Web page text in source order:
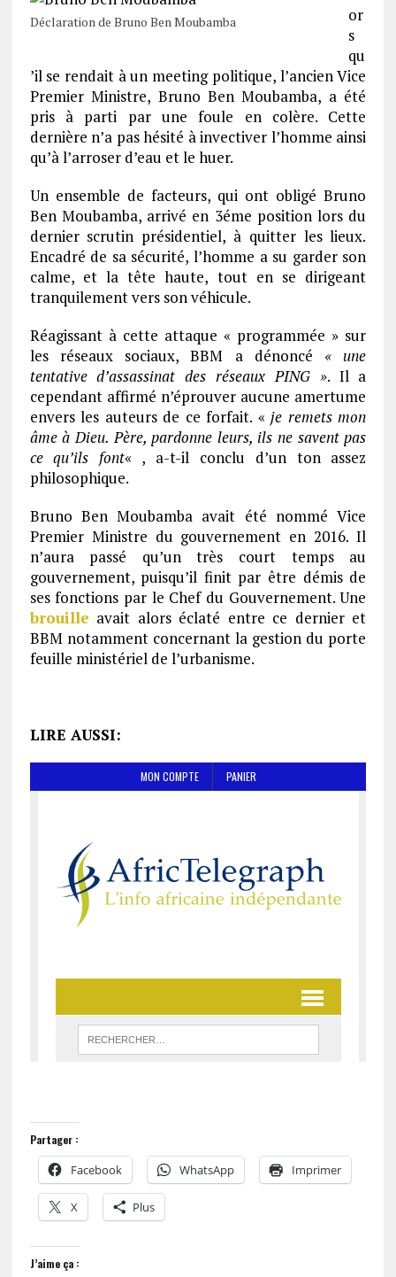
Déclaration de Bruno Ben Moubamba
or
s
qu
’il se rendait à un meeting politique, l’ancien Vice
Premier Ministre, Bruno Ben Moubamba, a été
pris à parti par une foule en colère. Cette
dernière n’a pas hésité à invectiver l’homme ainsi
qu’à l’arroser d’eau et le huer.
Un ensemble de facteurs, qui ont obligé Bruno
Ben Moubamba, arrivé en 3éme position lors du
dernier scrutin présidentiel, à quitter les lieux.
Encadré de sa sécurité, l’homme a su garder son
calme, et la tête haute, tout en se dirigeant
tranquilement vers son véhicule.
Réagissant à cette attaque « programmée » sur
les réseaux sociaux, BBM a dénoncé « une
tentative d’assassinat des réseaux PING ». Il a
cependant affirmé n’éprouver aucune amertume
envers les auteurs de ce forfait. «je remets mon
âme à Dieu. Père, pardonne leurs, ils ne savent pas
ce qu’ils font« , a-t-il conclu d’un ton assez
philosophique.
Bruno Ben Moubamba avait été nommé Vice
Premier Ministre du gouvernement en 2016. Il
n’aura passé qu’un très court temps au
gouvernement, puisqu’il finit par être démis de
ses fonctions par le Chef du Gouvernement. Une
brouille avait alors éclaté entre ce dernier et
BBM notamment concernant la gestion du porte
feuille ministériel de l’urbanisme.
LIRE AUSSI:
Partager :
Facebook WhatsApp Imprimer
X Plus
J’aime ça :